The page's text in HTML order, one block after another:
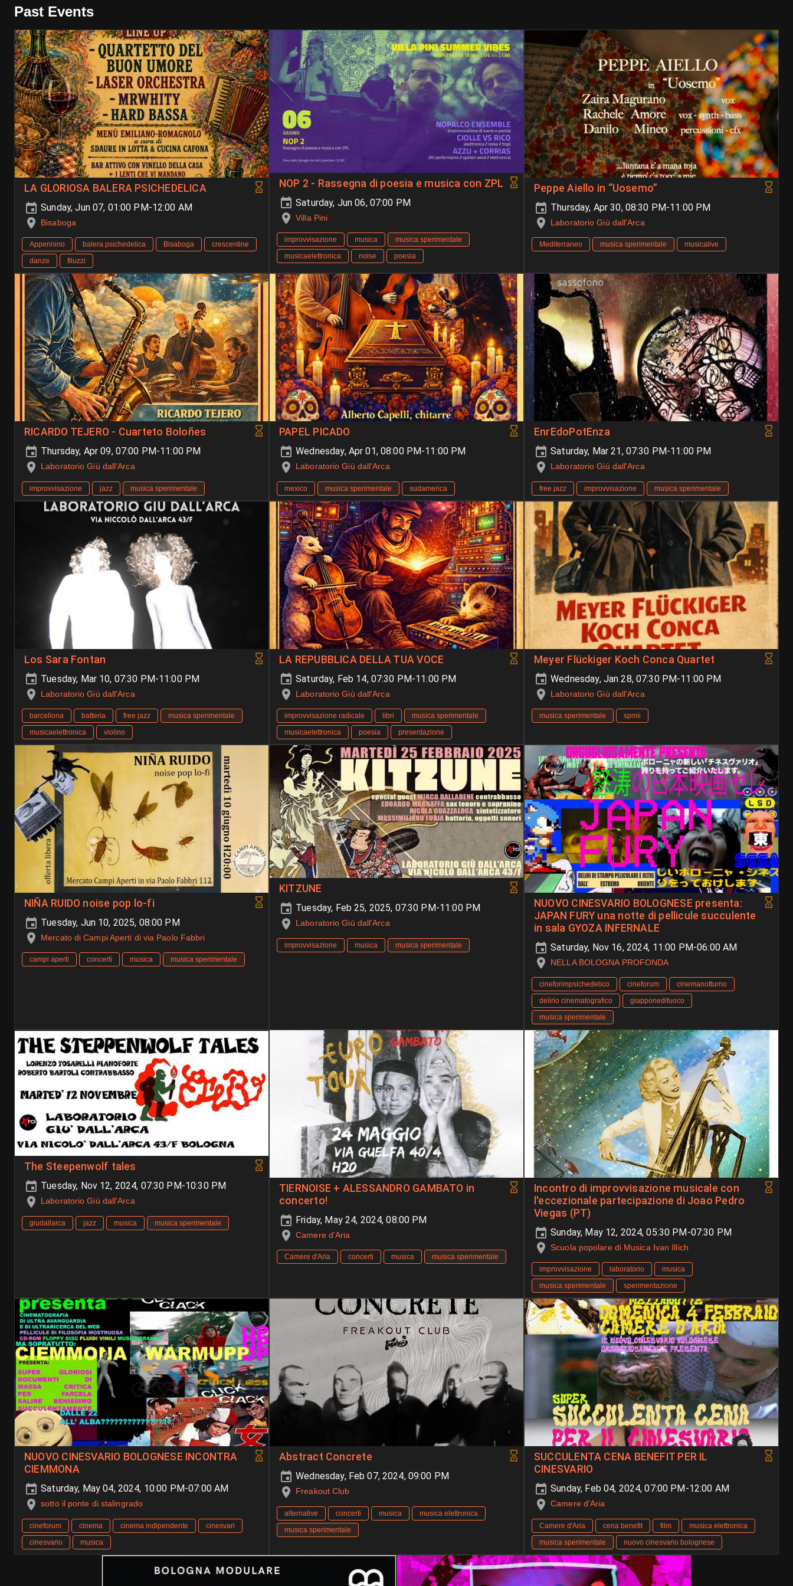
Past Events
LA GLORIOSA BALERA PSICHEDELICA
Sunday, Jun 07, 01:00 PM-12:00 AM
Bisaboga
Appennino balera psichedelica Bisaboga
crescentine
danze
filuzzi
NOP 2 - Rassegna di poesia e musica con ZPL‍
Saturday, Jun 06, 07:00 PM
Villa Pini
improvvisazione musica
musica sperimentale
musicaelettronica
noise poesia
Peppe Aiello in “Uosemo”
Thursday, Apr 30, 08:30 PM-11:00 PM
Laboratorio Giù dall'Arca
Mediterraneo musica sperimentale musicalive
RICARDO TEJERO - Cuarteto Boloñes
Thursday, Apr 09, 07:00 PM-11:00 PM
Laboratorio Giù dall'Arca
improvvisazione jazz musica sperimentale
PAPEL PICADO
Wednesday, Apr 01, 08:00 PM-11:00 PM
Laboratorio Giù dall'Arca
mexico musica sperimentale sudamerica
EnrEdoPotEnza
Saturday, Mar 21, 07:30 PM-11:00 PM
Laboratorio Giù dall'Arca
free jazz improvvisazione musica sperimentale
Los Sara Fontan
Tuesday, Mar 10, 07:30 PM-11:00 PM
Laboratorio Giù dall'Arca
barcellona batteria free jazz
musica sperimentale
musicaelettronica
violino
LA REPUBBLICA DELLA TUA VOCE
Saturday, Feb 14, 07:30 PM-11:00 PM
Laboratorio Giù dall'Arca
improvvisazione radicale libri
musica sperimentale
musicaelettronica
poesia presentazione
Meyer Flückiger Koch Conca Quartet
Wednesday, Jan 28, 07:30 PM-11:00 PM
Laboratorio Giù dall'Arca
musica sperimentale spmii
NIÑA RUIDO noise pop lo-fi
Tuesday, Jun 10, 2025, 08:00 PM
Mercato di Campi Aperti di via Paolo Fabbri
campi aperti concerti musica musica sperimentale
KITZUNE
Tuesday, Feb 25, 2025, 07:30 PM-11:00 PM
Laboratorio Giù dall'Arca
improvvisazione musica musica sperimentale
NUOVO CINESVARIO BOLOGNESE presenta:
JAPAN FURY una notte di pellicule succulente
in sala GYOZA INFERNALE
Saturday, Nov 16, 2024, 11:00 PM-06:00 AM
NELLA BOLOGNA PROFONDA
cineforimpsichedelico cineforum
cinemanotturno
delirio cinematografico
giapponedifuoco
musica sperimentale
The Steepenwolf tales
Tuesday, Nov 12, 2024, 07:30 PM-10:30 PM
Laboratorio Giù dall'Arca
giudallarca jazz musica musica sperimentale
TIERNOISE + ALESSANDRO GAMBATO in
concerto!
Friday, May 24, 2024, 08:00 PM
Camere d'Aria
Camere d'Aria concerti musica musica sperimentale
Incontro di improvvisazione musicale con
l'eccezionale partecipazione di Joao Pedro
Viegas (PT)
Sunday, May 12, 2024, 05:30 PM-07:30 PM
Scuola popolare di Musica Ivan Illich
improvvisazione laboratorio
musica
musica sperimentale
sperimentazione
NUOVO CINESVARIO BOLOGNESE INCONTRA
CIEMMONA
Saturday, May 04, 2024, 10:00 PM-07:00 AM
sotto il ponte di stalingrado
cineforum cinema cinema indipendente
cinesvari
cinesvario
musica
Abstract Concrete
Wednesday, Feb 07, 2024, 09:00 PM
Freakout Club
alternative concerti musica
musica elettronica
musica sperimentale
SUCCULENTA CENA BENEFIT PER IL
CINESVARIO
Sunday, Feb 04, 2024, 07:00 PM-12:00 AM
Camere d'Aria
Camere d'Aria cena benefit film
musica elettronica
musica sperimentale
nuovo cinesvario bolognese